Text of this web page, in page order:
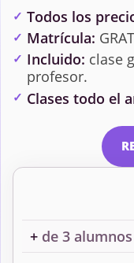
Todos los
Matrícula:
Incluido: clase
profesor.
Clases todo el
+ de 3 alumnos